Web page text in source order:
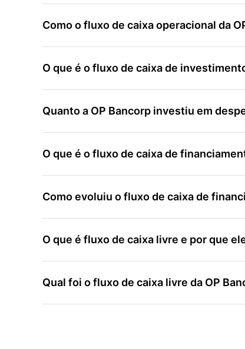
Como o fluxo de caixa operacional da
O que é o fluxo de caixa de
Quanto a OP Bancorp investiu em
O que é o fluxo de caixa de
Como evoluiu o fluxo de caixa de
O que é fluxo de caixa livre e por que
Qual foi o fluxo de caixa livre da OP